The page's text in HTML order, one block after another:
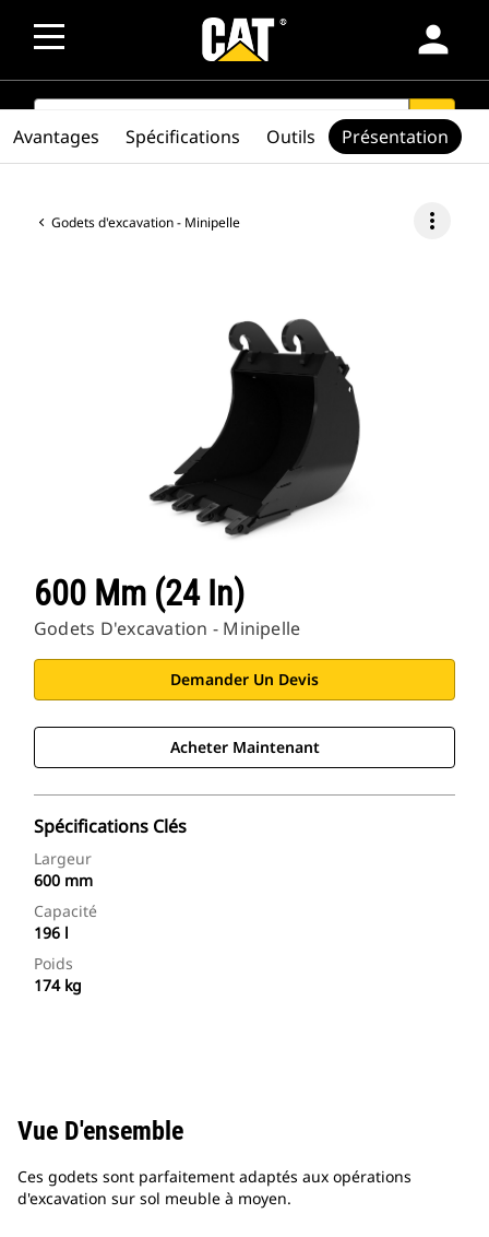
person
SEARCH search
Godets d'excavation - Minipelle more_vert
600 Mm (24 In)
Godets D'excavation - Minipelle
Demander Un Devis
Acheter Maintenant
Spécifications Clés
Largeur
600 mm
Capacité
196 l
Poids
174 kg
Avantages Spécifications Outils Présentation
Vue D'ensemble
Ces godets sont parfaitement adaptés aux opérations
d'excavation sur sol meuble à moyen.